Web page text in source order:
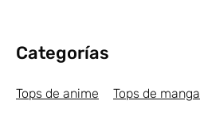
Categorías
Tops de anime Tops de manga